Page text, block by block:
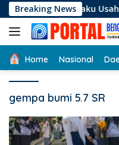
Langsung
ke
konten
Breaking News
Pelaku Usaha Lokal di
Home Nasional
gempa bumi 5.7 SR